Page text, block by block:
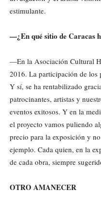
estimulante.
—¿En qué sitio de Caracas
—En la Asociación Cultural
2016. La participación de los
Y sí, se ha rentabilizado
patrocinantes, artistas y
eventos exitosos. Y en la
el proyecto vamos puliendo
precio para la exposición y
ejemplo. Cada quien, en la
de cada obra, siempre
OTRO AMANECER